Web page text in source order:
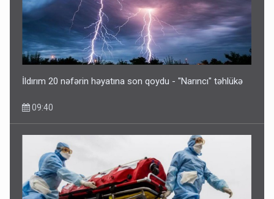
İldırım 20 nəfərin həyatına son qoydu - "Narıncı" təhlükə
09:40